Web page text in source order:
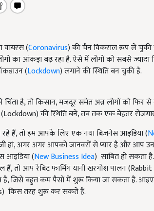
वायरस (Coronavirus) की चैन विकराल रूप ले चुकी
का आंकड़ा बढ़ रहा है. ऐसे में लोगों को सबसे ज्यादा
(Lockdown) लगाने की स्थिति बन चुकी है.
चिंता है, तो किसान, मजदूर समेत अन्न लोगों को फिर
की स्थिति बने, तब तक एक बेहतर
हैं, तो हम आपके लिए एक नया बिजनेस आइडिया (
हां, अगर अगर आपको जानवरों से प्यार है और आप
आइडिया (New Business Idea) साबित हो सकता
तो आप रेबिट फार्मिंग यानी खरगोश पालन
जिसे बहुत कम पैसों में शुरू किया जा सकता है.
किस तरह शुरू कर सकते हैं.